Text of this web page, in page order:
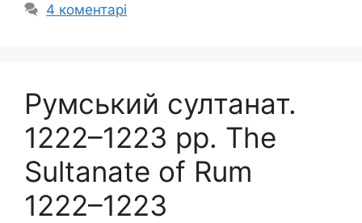
4 коментарі
Румський султанат.
1222–1223 рр. The
Sultanate of Rum
1222–1223